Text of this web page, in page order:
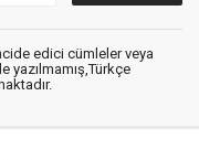
edici cümleler veya
yazılmamış,Türkçe